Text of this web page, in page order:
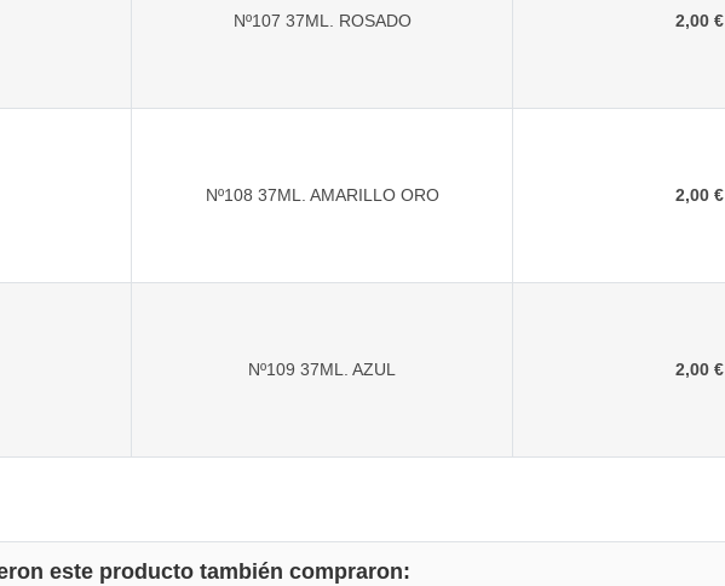
Nº107 37ML. ROSADO 2,00 €
Nº108 37ML. AMARILLO ORO 2,00 €
Nº109 37ML. AZUL 2,00 €
este producto también compraron: